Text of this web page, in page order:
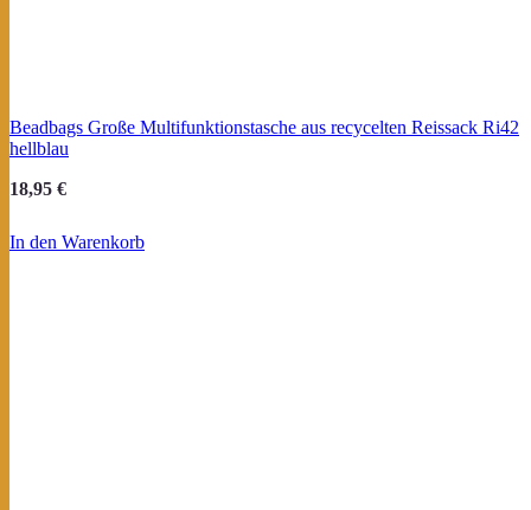
Beadbags Große Multifunktionstasche aus recycelten Reissack Ri42
hellblau
18,95 €
In den Warenkorb